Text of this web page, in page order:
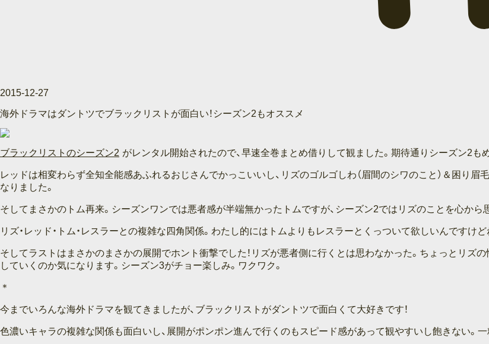
2015-12-27
海外ドラマはダントツでブラックリストが面白い！シーズン2もオススメ
ブラックリストのシーズン2 がレンタル開始されたので、早速全巻まとめ借りして観ました。期待通りシーズン2も
レッドは相変わらず全知全能感あふれるおじさんでかっこいいし、リズのゴルゴしわ（眉間のシワのこと）＆困り
なりました。
そしてまさかのトム再来。シーズンワンでは悪者感が半端無かったトムですが、シーズン2ではリズのことを心から
リズ・レッド・トム・レスラーとの複雑な四角関係。わたし的にはトムよりもレスラーとくっついて欲しいんですけ
そしてラストはまさかのまさかの展開でホント衝撃でした！リズが悪者側に行くとは思わなかった。ちょっとリズ
していくのか気になります。シーズン3がチョー楽しみ。ワクワク。
今までいろんな海外ドラマを観てきましたが、ブラックリストがダントツで面白くて大好きです！
色濃いキャラの複雑な関係も面白いし、展開がポンポン進んで行くのもスピード感があって観やすいし飽きない。